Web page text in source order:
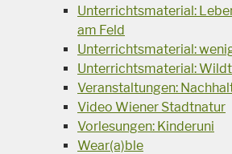
Unterrichtsmaterial:
am Feld
Unterrichtsmaterial:
Unterrichtsmaterial:
Veranstaltungen:
Video Wiener Stadtnatur
Vorlesungen: Kinderuni
Wear(a)ble